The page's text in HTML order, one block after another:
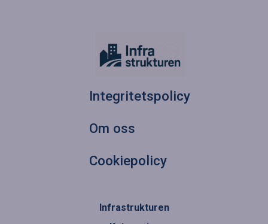
Integritetspolicy
Om oss
Cookiepolicy
Infrastrukturen